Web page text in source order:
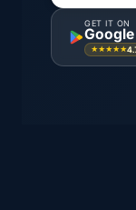
GET IT ON
★★★★★